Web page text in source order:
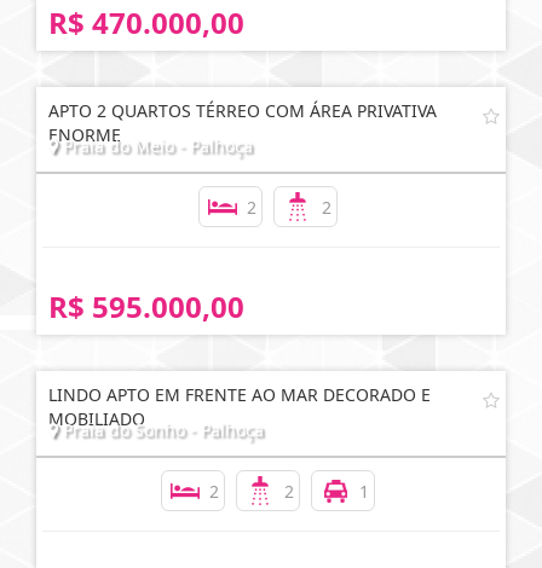
R$ 470.000,00
APTO 2 QUARTOS TÉRREO COM ÁREA PRIVATIVA
ENORME
Praia do Meio - Palhoça
2 2
R$ 595.000,00
LINDO APTO EM FRENTE AO MAR DECORADO E
MOBILIADO
Praia do Sonho - Palhoça
2 2 1